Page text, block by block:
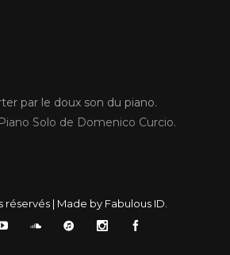
par le doux son du piano.
Solo de Domenico Curcio.
réservés | Made by Fabulous ID.